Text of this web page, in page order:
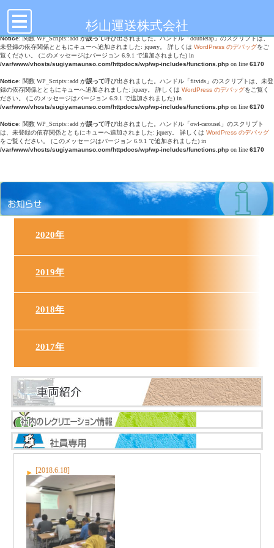
Notice: Undefined offset: 0 in
content/themes/sugiyamaunso/header.phpon line17
Notice: 関数 WP_Scripts::add が誤って呼び出されました。ハンドル「doubletap」のスクリプトは、
未登録の依存関係とともにキューへ追加されました: jquery。 詳しくは WordPress のデバッグをご
覧ください。 (このメッセージはバージョン 6.9.1 で追加されました) in
/var/www/vhosts/sugiyamaunso.com/httpdocs/wp/wp-includes/functions.php on line 6170
Notice: 関数 WP_Scripts::add が誤って呼び出されました。ハンドル「fitvids」のスクリプトは、未登
録の依存関係とともにキューへ追加されました: jquery。 詳しくは WordPress のデバッグをご覧く
ださい。 (このメッセージはバージョン 6.9.1 で追加されました) in
/var/www/vhosts/sugiyamaunso.com/httpdocs/wp/wp-includes/functions.php on line 6170
Notice: 関数 WP_Scripts::add が誤って呼び出されました。ハンドル「owl-carousel」のスクリプト
は、未登録の依存関係とともにキューへ追加されました: jquery。 詳しくは WordPress のデバッグ
をご覧ください。 (このメッセージはバージョン 6.9.1 で追加されました) in
/var/www/vhosts/sugiyamaunso.com/httpdocs/wp/wp-includes/functions.php on line 6170
杉山運送株式会社
toggle
navigation
2020年
2019年
2018年
2017年
[2018.6.18]